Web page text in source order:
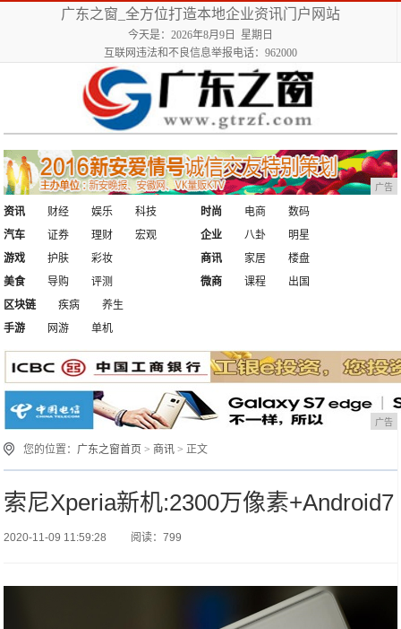
广东之窗_全方位打造本地企业资讯门户网站
今天是：2026年8月9日 星期日
互联网违法和不良信息举报电话：962000
广告
资讯 财经 娱乐
科技
汽车
证券 理财 宏观
时尚 电商
数码
企业
八卦
明星
游戏
护肤
彩妆
美食
导购 评测
商讯 家居
楼盘
微商
课程
出国
区块链
疾病
养生
手游
网游 单机
广告
您的位置： 广东之窗首页 > 商讯 > 正文
索尼Xperia新机:2300万像素+Android7
2020-11-09 11:59:28 阅读：799